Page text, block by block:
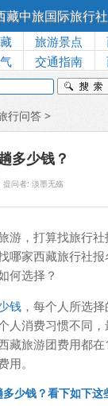
藏中旅国际旅行社
旅游景点
交通指南
行问答 >
多少钱？
提问者: 淡墨无殇
游，打算找旅行
哪家西藏旅行社
何选择？
钱 ，每个人所选
人消费习惯不同
藏旅游团费用都
用。
少钱？看下如下这